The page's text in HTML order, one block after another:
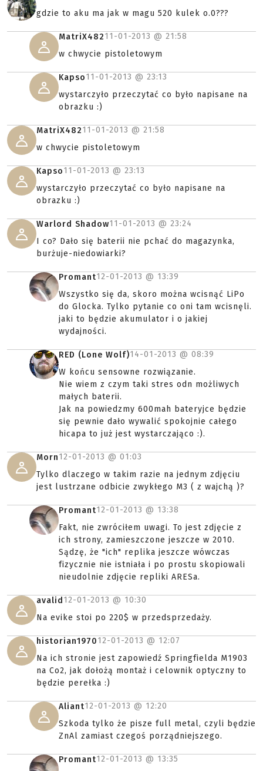
gdzie to aku ma jak w magu 520 kulek o.0???
MatriX48211-01-2013 @ 21:58
w chwycie pistoletowym
Kapso11-01-2013 @ 23:13
wystarczyło przeczytać co było napisane na
obrazku :)
MatriX48211-01-2013 @ 21:58
w chwycie pistoletowym
Kapso11-01-2013 @ 23:13
wystarczyło przeczytać co było napisane na
obrazku :)
Warlord Shadow11-01-2013 @ 23:24
I co? Dało się baterii nie pchać do magazynka,
burżuje-niedowiarki?
Promant12-01-2013 @ 13:39
Wszystko się da, skoro można wcisnąć LiPo
do Glocka. Tylko pytanie co oni tam wcisnęli.
jaki to będzie akumulator i o jakiej
wydajności.
RED (Lone Wolf)14-01-2013 @ 08:39
W końcu sensowne rozwiązanie.
Nie wiem z czym taki stres odn możliwych
małych baterii.
Jak na powiedzmy 600mah bateryjce będzie
się pewnie dało wywalić spokojnie całego
hicapa to już jest wystarczająco :).
Morn12-01-2013 @ 01:03
Tylko dlaczego w takim razie na jednym zdjęciu
jest lustrzane odbicie zwykłego M3 ( z wajchą )?
Promant12-01-2013 @ 13:38
Fakt, nie zwróciłem uwagi. To jest zdjęcie z
ich strony, zamieszczone jeszcze w 2010.
Sądzę, że "ich" replika jeszcze wówczas
fizycznie nie istniała i po prostu skopiowali
nieudolnie zdjęcie repliki ARESa.
avalid 12-01-2013 @ 10:30
Na evike stoi po 220$ w przedsprzedaży.
historian197012-01-2013 @ 12:07
Na ich stronie jest zapowiedź Springfielda M1903
na Co2, jak dołożą montaż i celownik optyczny to
będzie perełka :)
Aliant12-01-2013 @ 12:20
Szkoda tylko że pisze full metal, czyli będzie
ZnAl zamiast czegoś porządniejszego.
Promant12-01-2013 @ 13:35